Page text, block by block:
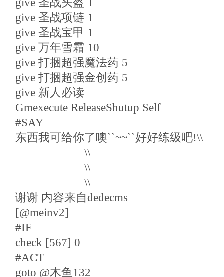
give 圣战头盔 1
give 圣战项链 1
give 圣战宝甲 1
give 万年雪霜 10
give 打捆超强魔法药 5
give 打捆超强金创药 5
give 新人必读
Gmexecute ReleaseShutup Self
#SAY
东西我可给你了噢``~~``好好练级吧!\\
\\
\\
\\
谢谢 内容来自dedecms
[@meinv2]
#IF
check [567] 0
#ACT
goto @木鱼132